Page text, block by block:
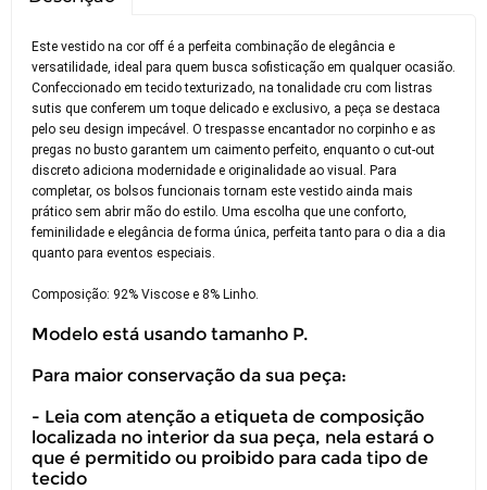
Este vestido na cor off é a perfeita combinação de elegância e
versatilidade, ideal para quem busca sofisticação em qualquer ocasião.
Confeccionado em tecido texturizado, na tonalidade cru com listras
sutis que conferem um toque delicado e exclusivo, a peça se destaca
pelo seu design impecável. O trespasse encantador no corpinho e as
pregas no busto garantem um caimento perfeito, enquanto o cut-out
discreto adiciona modernidade e originalidade ao visual. Para
completar, os bolsos funcionais tornam este vestido ainda mais
prático sem abrir mão do estilo. Uma escolha que une conforto,
feminilidade e elegância de forma única, perfeita tanto para o dia a dia
quanto para eventos especiais.
Composição: 92% Viscose e 8% Linho.
Modelo está usando tamanho P.
Para maior conservação da sua peça:
- Leia com atenção a etiqueta de composição
localizada no interior da sua peça, nela estará o
que é permitido ou proibido para cada tipo de
tecido